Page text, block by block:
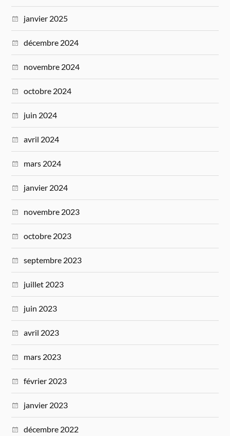
janvier 2025
décembre 2024
novembre 2024
octobre 2024
juin 2024
avril 2024
mars 2024
janvier 2024
novembre 2023
octobre 2023
septembre 2023
juillet 2023
juin 2023
avril 2023
mars 2023
février 2023
janvier 2023
décembre 2022